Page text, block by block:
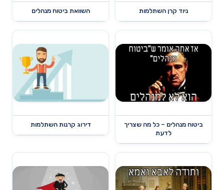
ניוד קרן השתלמות השוואת ביטוח מנהלים
ביטוח מנהלים – כל מה שצריך
לדעת
דירוג קרנות השתלמות